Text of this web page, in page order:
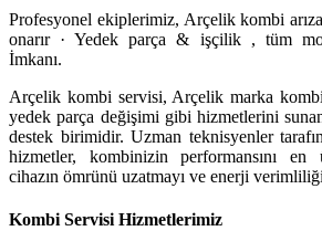
Profesyonel ekiplerimiz, Arçelik kombi
onarır · Yedek parça & işçilik , tüm
İmkanı.
Arçelik kombi servisi, Arçelik marka
yedek parça değişimi gibi hizmetlerini
destek birimidir. Uzman teknisyenler
hizmetler, kombinizin performansını en
cihazın ömrünü uzatmayı ve enerji
Kombi Servisi Hizmetlerimiz